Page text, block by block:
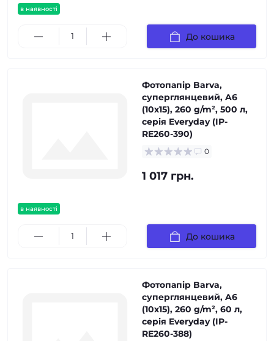
в наявності
До кошика
в наявності
Фотопапір Barva,
суперглянцевий, A6
(10x15), 260 g/m², 500 л,
серія Everyday (IP-
RE260-390)
0
1 017 грн.
До кошика
Фотопапір Barva,
суперглянцевий, A6
(10x15), 260 g/m², 60 л,
серія Everyday (IP-
RE260-388)